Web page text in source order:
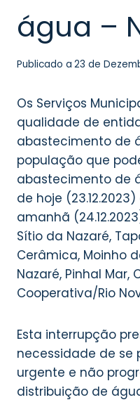
água –
Publicado a 23 de
Os Serviços
qualidade de
abastecimento de
população que
abastecimento de
de hoje
amanhã
Sítio da Nazaré,
Cerâmica, Moinho
Nazaré, Pinhal Mar,
Cooperativa/Rio
Esta interrupção
necessidade de se
urgente e não
distribuição de